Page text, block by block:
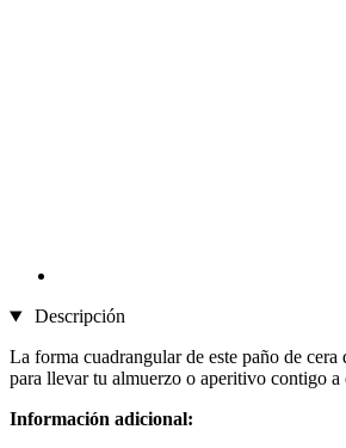
Descripción
La forma cuadrangular de este paño de cera
para llevar tu almuerzo o aperitivo contigo a
Información adicional: